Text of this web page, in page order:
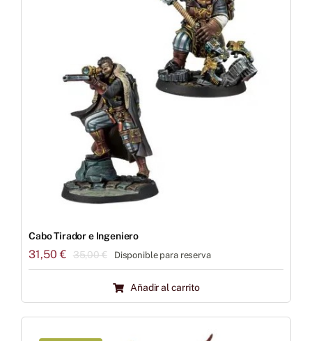
Cabo Tirador e Ingeniero
35,00€El
original
era:
31,50€
El
actual
es:
Disponible para reserva
Añadir al carrito